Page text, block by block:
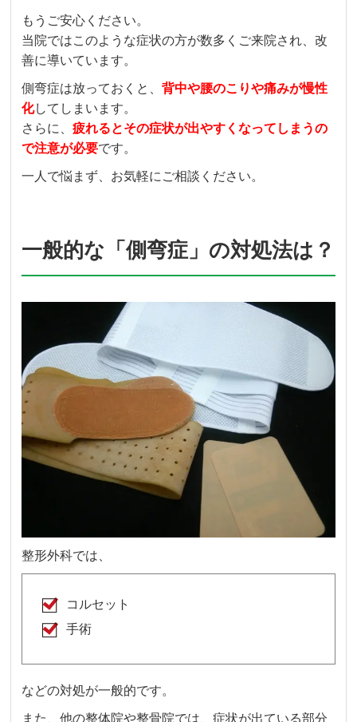
もうご安心ください。
当院ではこのような症状の方が数多くご来院され、改
善に導いています。
側弯症は放っておくと、背中や腰のこりや痛みが慢性
化してしまいます。
さらに、疲れるとその症状が出やすくなってしまうの
で注意が必要です。
一人で悩まず、お気軽にご相談ください。
一般的な「側弯症」の対処法は？
整形外科では、
コルセット
手術
などの対処が一般的です。
また、他の整体院や整骨院では、症状が出ている部分